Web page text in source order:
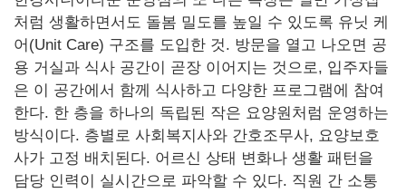
처럼 생활하면서도 돌봄 밀도를 높일 수 있도록 유닛 케
어(Unit Care) 구조를 도입한 것. 방문을 열고 나오면 공
용 거실과 식사 공간이 곧장 이어지는 것으로, 입주자들
은 이 공간에서 함께 식사하고 다양한 프로그램에 참여
한다. 한 층을 하나의 독립된 작은 요양원처럼 운영하는
방식이다. 층별로 사회복지사와 간호조무사, 요양보호
사가 고정 배치된다. 어르신 상태 변화나 생활 패턴을
담당 인력이 실시간으로 파악할 수 있다. 직원 간 소통